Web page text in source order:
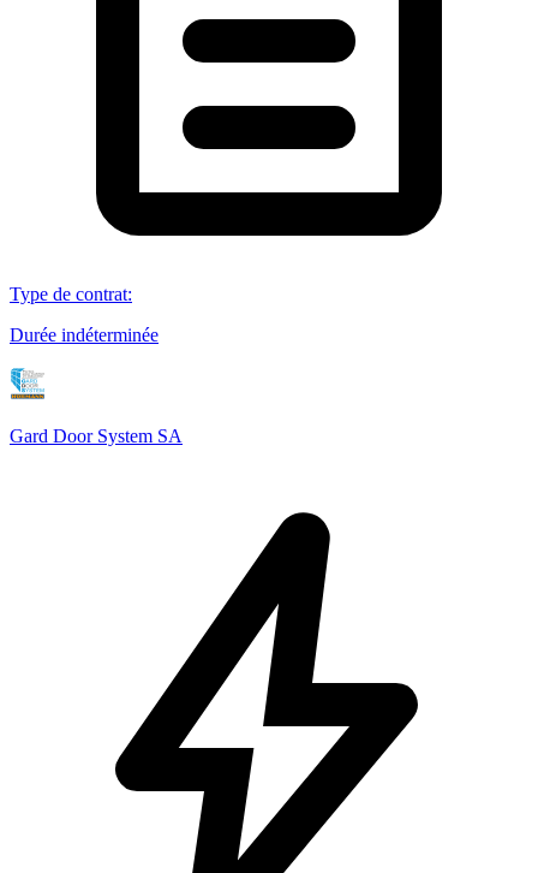
Type de contrat:
Durée indéterminée
Gard Door System SA